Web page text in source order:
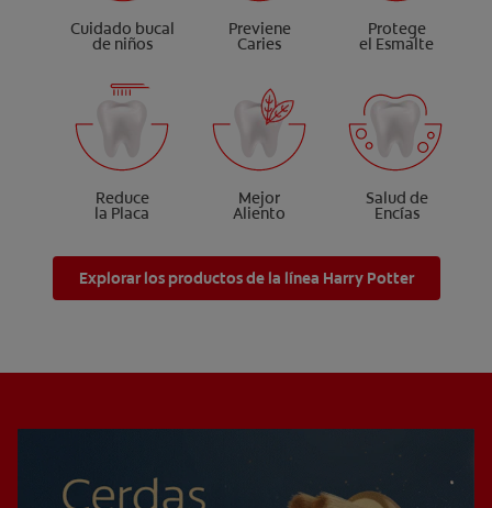
Cuidado bucal
de niños
Previene
Caries
Protege
el Esmalte
Reduce
la Placa
Mejor
Aliento
Salud de
Encías
Explorar los productos de la línea Harry Potter